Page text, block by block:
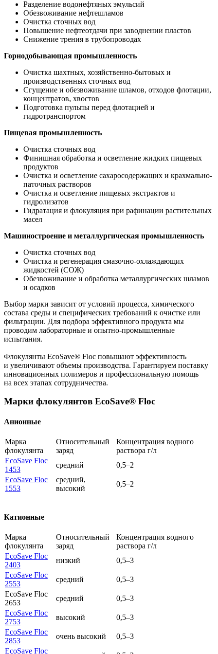
Разделение водонефтяных эмульсий
Обезвоживание нефтешламов
Очистка сточных вод
Повышение нефтеотдачи при заводнении пластов
Снижение трения в трубопроводах
Горнодобывающая промышленность
Очистка шахтных, хозяйственно-бытовых и
производственных сточных вод
Сгущение и обезвоживание шламов, отходов флотации,
концентратов, хвостов
Подготовка пульпы перед флотацией и
гидротранспортом
Пищевая промышленность
Очистка сточных вод
Финишная обработка и осветление жидких пищевых
продуктов
Очистка и осветление сахаросодержащих и крахмально-
паточных растворов
Очистка и осветление пищевых экстрактов и
гидролизатов
Гидратация и флокуляция при рафинации растительных
масел
Машиностроение и металлургическая промышленность
Очистка сточных вод
Очистка и регенерация смазочно-охлаждающих
жидкостей (СОЖ)
Обезвоживание и обработка металлургических шламов
и осадков
Выбор марки зависит от условий процесса, химического
состава среды и специфических требований к очистке или
фильтрации. Для подбора эффективного продукта мы
проводим лабораторные и опытно-промышленные
испытания.
Флокулянты EcoSave® Floc повышают эффективность
и увеличивают объемы производства. Гарантируем поставку
инновационных полимеров и профессиональную помощь
на всех этапах сотрудничества.
Марки флокулянтов EcoSave® Floc
Анионные
Марка
флокулянта
Относительный
заряд
Концентрация водного
раствора г/л
EcoSave Floc
1453
средний
0,5–2
EcoSave Floc
1553
средний,
высокий
0,5–2
Катионные
Марка
флокулянта
Относительный
заряд
Концентрация водного
раствора г/л
EcoSave Floc
2403
низкий
0,5–3
EcoSave Floc
2553
средний
0,5–3
EcoSave Floc
2653
средний
0,5–3
EcoSave Floc
2753
высокий
0,5–3
EcoSave Floc
2853
очень высокий
0,5–3
EcoSave Floc